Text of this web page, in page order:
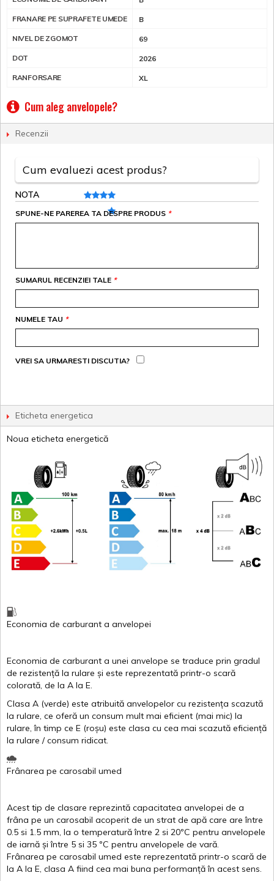
FRANARE PE SUPRAFETE UMEDE B
NIVEL DE ZGOMOT 69
DOT 2026
RANFORSARE XL
Cum aleg anvelopele?
Recenzii
Cum evaluezi acest produs?
NOTA
*
SPUNE-NE PAREREA TA DESPRE PRODUS
*
SUMARUL RECENZIEI TALE
*
NUMELE TAU
VREI SA URMARESTI DISCUTIA?
Eticheta energetica
Noua eticheta energetică
Economia de carburant a anvelopei
Economia de carburant a unei anvelope se traduce prin gradul
de rezistență la rulare și este reprezentată printr-o scară
colorată, de la A la E.
Clasa A (verde) este atribuită anvelopelor cu rezistența scazută
la rulare, ce oferă un consum mult mai eficient (mai mic) la
rulare,în timp ce E (roșu) este clasa cu cea mai scazută eficiență
la rulare /consum ridicat.
Frânarea pe carosabil umed
Acest tip de clasare reprezintă capacitatea anvelopei de a
frâna pe un carosabil acoperit de un strat de apă care areîntre
0.5 si 1.5 mm, la o temperatură între 2 si 20ºC pentru anvelopele
de iarnă și între 5 si 35 ºC pentru anvelopele de vară.
Frânarea pe carosabil umed este reprezentată printr-o scară de
la A la E, clasa A fiind cea mai buna performanță în acest sens.